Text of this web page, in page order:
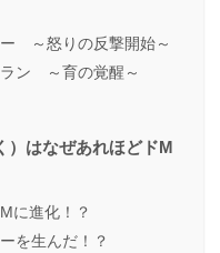
～怒りの反撃開始～
ン ～育の覚醒～
）はなぜあれほどドM
に進化！？
を生んだ！？